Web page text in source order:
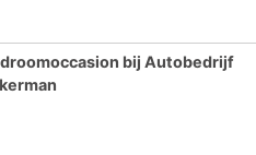
bij Autobedrijf